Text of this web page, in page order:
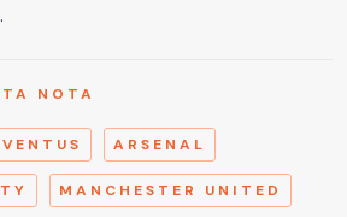
NOTA
ARSENAL
MANCHESTER UNITED